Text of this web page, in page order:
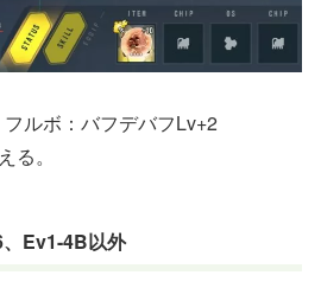
フルボ：バフデバフLv+2
る。
Ev1-4B以外